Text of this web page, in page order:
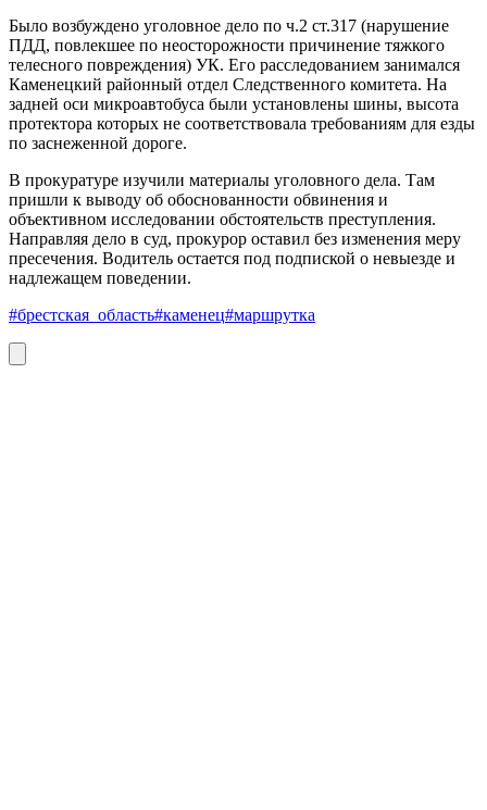
Было возбуждено уголовное дело по ч.2 ст.317 (нарушение
ПДД, повлекшее по неосторожности причинение тяжкого
телесного повреждения) УК. Его расследованием занимался
Каменецкий районный отдел Следственного комитета. На
задней оси микроавтобуса были установлены шины, высота
протектора которых не соответствовала требованиям для езды
по заснеженной дороге.
В прокуратуре изучили материалы уголовного дела. Там
пришли к выводу об обоснованности обвинения и
объективном исследовании обстоятельств преступления.
Направляя дело в суд, прокурор оставил без изменения меру
пресечения. Водитель остается под подпиской о невыезде и
надлежащем поведении.
#брестская_область#каменец#маршрутка